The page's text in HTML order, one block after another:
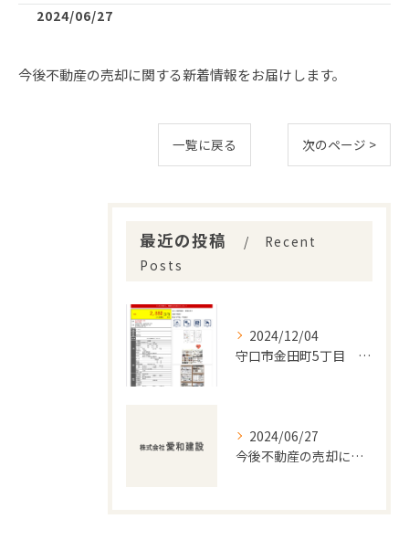
2024/06/27
今後不動産の売却に関する新着情報をお届けします。
一覧に戻る 次のページ >
最近の投稿
Recent
Posts
2024/12/04
守口市金田町5丁目 分譲開始！！
2024/06/27
今後不動産の売却に関する新着情報をお届けします。